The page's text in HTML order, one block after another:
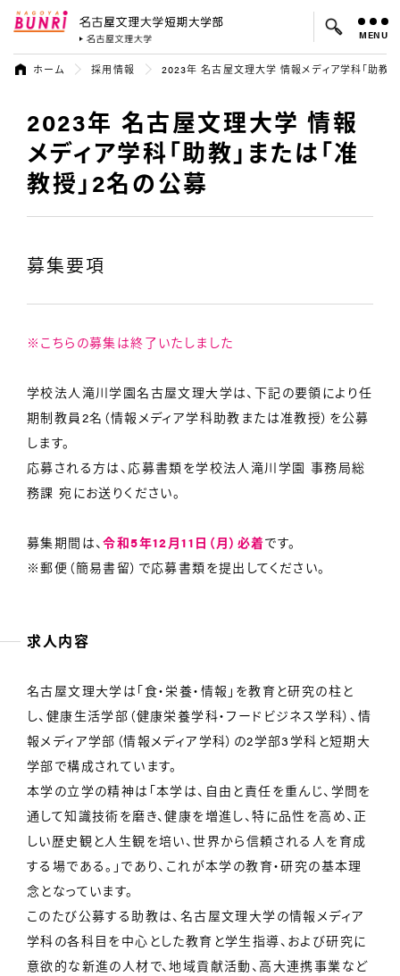
名古屋文理大学 短期大学部
よく検索されているキーワード： 入試 学費 就職先
MENU
ホーム 採用情報 2023年 名古屋文理大学 情報メディア学科「助教」
2023年 名古屋文理大学 情報
メディア学科「助教」または「准
教授」2名の公募
募集要項
※こちらの募集は終了いたしました
学校法人滝川学園名古屋文理大学は、下記の要領により任
期制教員2名（情報メディア学科助教または准教授）を公募
します。
応募される方は、応募書類を学校法人滝川学園 事務局総
務課 宛にお送りください。
募集期間は、令和5年12月11日（月）必着です。
※郵便（簡易書留）で応募書類を提出してください。
求人内容
名古屋文理大学は「食・栄養・情報」を教育と研究の柱と
し、健康生活学部（健康栄養学科・フードビジネス学科）、情
報メディア学部（情報メディア学科）の2学部3学科と短期大
学部で構成されています。
本学の立学の精神は「本学は、自由と責任を重んじ、学問を
通して知識技術を磨き、健康を増進し、特に品性を高め、正
しい歴史観と人生観を培い、世界から信頼される人を育成
する場である。」であり、これが本学の教育・研究の基本理
念となっています。
このたび公募する助教は、名古屋文理大学の情報メディア
学科の各科目を中心とした教育と学生指導、および研究に
意欲的な新進の人材で、地域貢献活動、高大連携事業など